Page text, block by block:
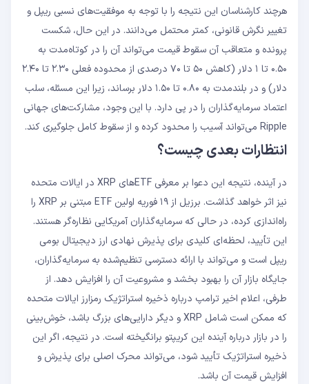
هرچند کارشناسان این نتیجه را با توجه به موفقیت‌های نسبی ریپل و
تغییر نگرش قانونی، کمتر محتمل می‌دانند. در این حال، شکست
پرونده و متعاقب آن سقوط قیمت می‌تواند آن را در کوتاه‌مدت به
۰.۵۰ تا ۱ دلار (کاهش ۵۰ تا ۷۰ درصدی از محدوده فعلی ۲.۳۰ تا ۲.۴۰
دلار) و در بلندمدت به ۰.۸۰ تا ۱.۵۰ دلار برساند، زیرا این مسئله، سلب
اعتماد سرمایه‌گذاران را در پی دارد. با این وجود، مشارکت‌های جهانی
Ripple می‌تواند آسیب را محدود کرده و از سقوط کامل جلوگیری کند.
انتظارات بعدی چیست؟
در آینده، نتیجه این دعوا بر معرفی ETF‌های XRP در ایالات متحده
نیز اثر خواهد گذاشت. برزیل از ۱۹ فوریه اولین ETF مبتنی بر XRP را
راه‌اندازی کرده، در حالی که سرمایه‌گذاران آمریکایی نظاره‌گر هستند.
این تأیید، لحظه‌ای کلیدی برای پذیرش نهادی ارز دیجیتال بومی
ریپل است و می‌تواند با ارائه دسترسی تنظیم‌شده به سرمایه‌گذاران،
جایگاه بازار آن را بهبود بخشد و مشروعیت آن را افزایش دهد. از
طرفی، اعلام اخیر ترامپ درباره ذخیره استراتژیک رمزارز ایالات متحده
که ممکن است شامل XRP و دیگر دارایی‌های بزرگ باشد، خوش‌بینی
را در بازار درباره آینده این کریپتو برانگیخته است. در نتیجه، اگر این
ذخیره استراتژیک تأیید شود، می‌تواند محرک اصلی برای پذیرش و
افزایش قیمت آن باشد.